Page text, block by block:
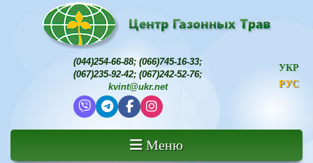
(044)254-66-88; (066)745-16-33;
(067)235-92-42; (067)242-52-76;
kvint@ukr.net
УКР
РУС
Меню